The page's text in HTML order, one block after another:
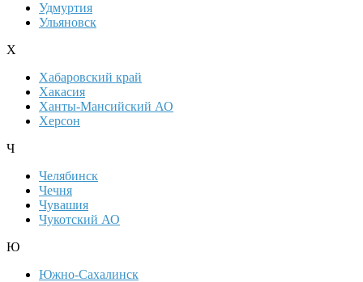
Удмуртия
Ульяновск
Х
Хабаровский край
Хакасия
Ханты-Мансийский АО
Херсон
Ч
Челябинск
Чечня
Чувашия
Чукотский АО
Ю
Южно-Сахалинск